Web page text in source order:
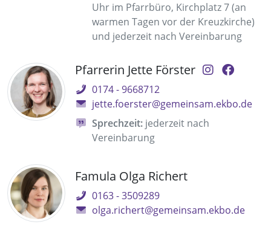
Uhr im Pfarrbüro, Kirchplatz 7 (an
warmen Tagen vor der Kreuzkirche)
und jederzeit nach Vereinbarung
Pfarrerin Jette Förster
0174 - 9668712
jette.foerster@gemeinsam.ekbo.de
Sprechzeit: jederzeit nach
Vereinbarung
Famula Olga Richert
0163 - 3509289
olga.richert@gemeinsam.ekbo.de